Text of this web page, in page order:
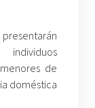
de
doméstica